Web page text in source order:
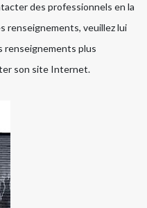
des professionnels en la
renseignements, veuillez lui
renseignements plus
son site Internet.